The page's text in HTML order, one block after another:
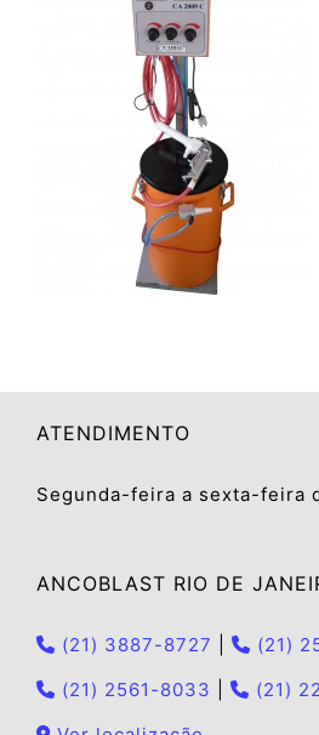
ATENDIMENTO
Segunda-feira a sexta-feira
ANCOBLAST RIO DE
(21) 3887-8727
(21)
(21) 2561-8033
(21)